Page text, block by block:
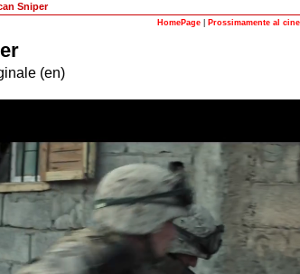
Sniper
HomePage Prossimamente al
(en)